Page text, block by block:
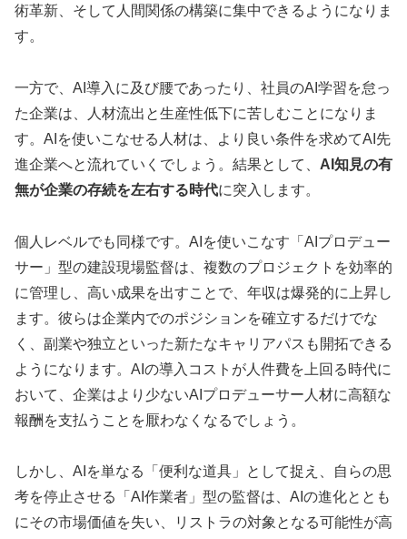
術革新、そして人間関係の構築に集中できるようになりま
す。
一方で、AI導入に及び腰であったり、社員のAI学習を怠っ
た企業は、人材流出と生産性低下に苦しむことになりま
す。AIを使いこなせる人材は、より良い条件を求めてAI先
進企業へと流れていくでしょう。結果として、 AI知見の有
無が企業の存続を左右する時代に突入します。
個人レベルでも同様です。AIを使いこなす「AIプロデュー
サー」型の建設現場監督は、複数のプロジェクトを効率的
に管理し、高い成果を出すことで、年収は爆発的に上昇し
ます。彼らは企業内でのポジションを確立するだけでな
く、副業や独立といった新たなキャリアパスも開拓できる
ようになります。AIの導入コストが人件費を上回る時代に
おいて、企業はより少ないAIプロデューサー人材に高額な
報酬を支払うことを厭わなくなるでしょう。
しかし、AIを単なる「便利な道具」として捉え、自らの思
考を停止させる「AI作業者」型の監督は、AIの進化ととも
にその市場価値を失い、リストラの対象となる可能性が高